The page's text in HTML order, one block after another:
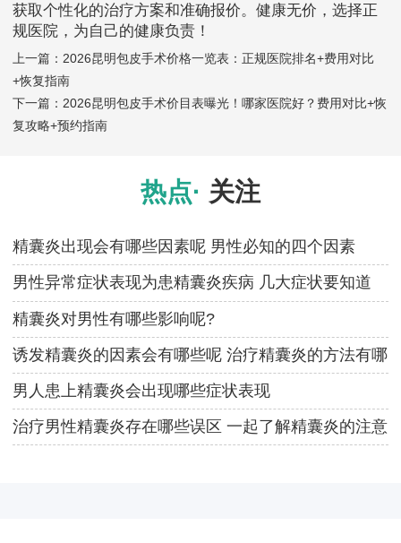
获取个性化的治疗方案和准确报价。健康无价，选择正
规医院，为自己的健康负责！
上一篇： 2026昆明包皮手术价格一览表：正规医院排名+费用对比
+恢复指南
下一篇： 2026昆明包皮手术价目表曝光！哪家医院好？费用对比+恢
复攻略+预约指南
热点· 关注
精囊炎出现会有哪些因素呢 男性必知的四个因素
男性异常症状表现为患精囊炎疾病 几大症状要知道
精囊炎对男性有哪些影响呢?
诱发精囊炎的因素会有哪些呢 治疗精囊炎的方法有哪
些
男人患上精囊炎会出现哪些症状表现
治疗男性精囊炎存在哪些误区 一起了解精囊炎的注意